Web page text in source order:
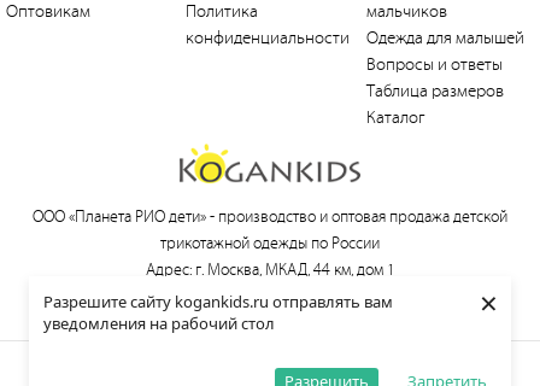
Разрешите сайту kogankids.ru отправлять вам
уведомления на рабочий стол
Запретить
Разрешить
×
Оптовикам
Политика
конфиденциальности
мальчиков
Одежда для малышей
Вопросы и ответы
Таблица размеров
Каталог
ООО «Планета РИО дети» - производство и оптовая продажа детской
трикотажной одежды по России
Адрес: г. Москва, МКАД, 44 км, дом 1
Тел.:+7 (495) 660-21-30, e-mail:love@kogankids.ru
© 2013—2026 KOGANKIDS